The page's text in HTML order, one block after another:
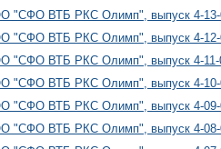
"СФО ВТБ РКС Олимп", выпуск 4-13-
"СФО ВТБ РКС Олимп", выпуск 4-12-
"СФО ВТБ РКС Олимп", выпуск 4-11-
"СФО ВТБ РКС Олимп", выпуск 4-10-
"СФО ВТБ РКС Олимп", выпуск 4-09-
"СФО ВТБ РКС Олимп", выпуск 4-08-